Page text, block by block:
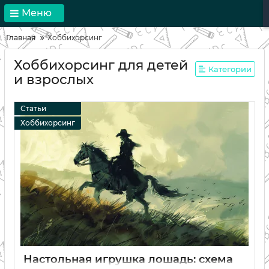
Меню
Главная Хоббихорсинг
Хоббихорсинг для детей
и взрослых
Категории
Статьи
Хоббихорсинг
Настольная игрушка лошадь: схема